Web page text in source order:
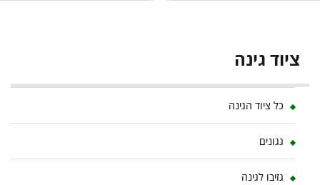
ציוד גינה
כל ציוד הגינה
גגונים
גזיבו לגינה